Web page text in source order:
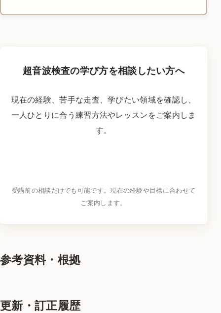
超音波検査の学び方を相談したい方へ
現在の経験、苦手な走査、学びたい領域を確認し、
一人ひとりに合う練習方法やレッスンをご案内しま
す。
受講前の相談だけでも可能です。現在の経験や目標に合わせて
ご案内します。
参考資料・根拠
更新・訂正履歴